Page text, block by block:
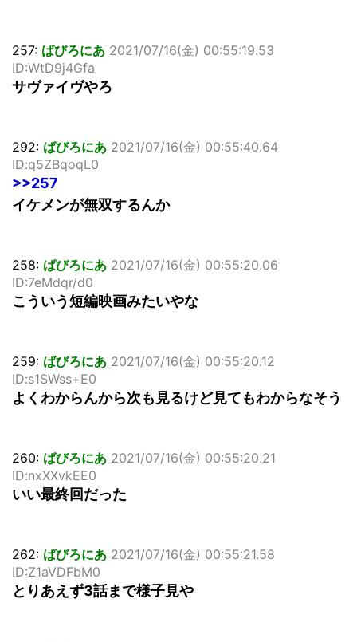
257: ばびろにあ 2021/07/16(金) 00:55:19.53
ID:WtD9j4Gfa
サヴァイヴやろ
292: ばびろにあ 2021/07/16(金) 00:55:40.64
ID:q5ZBqoqL0
>>257
イケメンが無双するんか
258: ばびろにあ 2021/07/16(金) 00:55:20.06
ID:7eMdqr/d0
こういう短編映画みたいやな
259: ばびろにあ 2021/07/16(金) 00:55:20.12
ID:s1SWss+E0
よくわからんから次も見るけど見てもわからなそう
260: ばびろにあ 2021/07/16(金) 00:55:20.21
ID:nxXXvkEE0
いい最終回だった
262: ばびろにあ 2021/07/16(金) 00:55:21.58
ID:Z1aVDFbM0
とりあえず3話まで様子見や